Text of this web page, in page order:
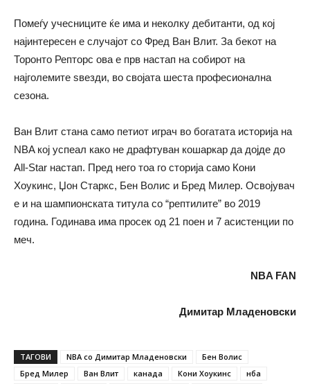
Помеѓу учесниците ќе има и неколку дебитанти, од кој
најинтересен е случајот со Фред Ван Влит. За бекот на
Торонто Репторс ова е прв настап на собирот на
најголемите ѕвезди, во својата шеста професионална
сезона.
Ван Влит стана само петиот играч во богатата историја на
NBA кој успеал како не драфтуван кошаркар да дојде до
All-Star настап. Пред него тоа го сторија само Кони
Хоукинс, Џон Старкс, Бен Волис и Бред Милер. Освојувач
е и на шампионската титула со “рептилите” во 2019
година. Годинава има просек од 21 поен и 7 асистенции по
меч.
NBA FAN
Димитар Младеновски
ТАГОВИ NBA со Димитар Младеновски
Бен Волис
Бред Милер
Ван Влит канада Кони Хоукинс
нба